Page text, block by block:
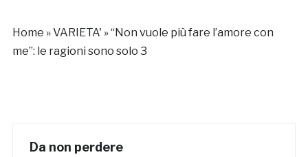
Home »VARIETA' »“Non vuole più fare l’amore con
me”: le ragioni sono solo 3
Da non perdere